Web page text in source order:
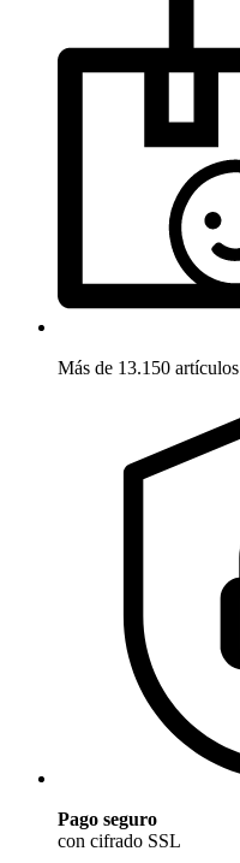
Más de 13.150 artículos
Pago seguro
con cifrado SSL